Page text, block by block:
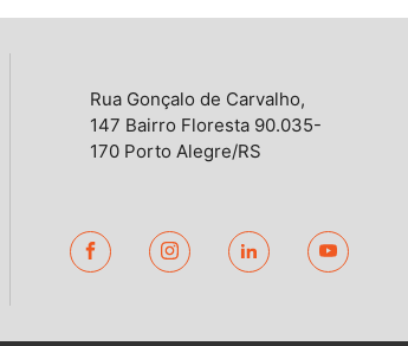
Rua Gonçalo de Carvalho,
147 Bairro Floresta 90.035-
170 Porto Alegre/RS